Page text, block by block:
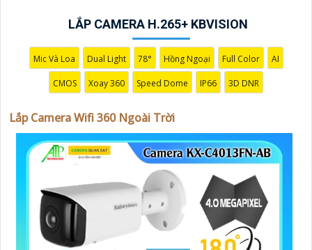
kiện thời tiết. ️Với camera wifi 360 ngoài trời, bạn có thể
yên tâm mà không cần lo lắng về việc bị xâm nhập hoặc
mất trội tài sản.
LẮP CAMERA H.265+ KBVISION
Mic Và Loa Dual Light 78° Hồng Ngoại Full Color AI
CMOS Xoay 360 Speed Dome IP66 3D DNR
Lắp Camera Wifi 360 Ngoài Trời